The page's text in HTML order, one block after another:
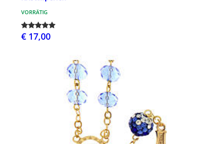
VORRÄTIG
€ 17,00